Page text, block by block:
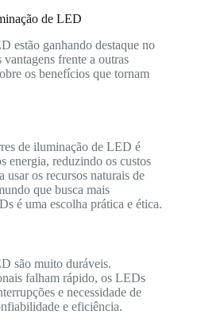
de LED
estão ganhando destaque no
frente a outras
os benefícios que tornam
de iluminação de LED é
energia, reduzindo os custos
usar os recursos naturais de
que busca mais
é uma escolha prática e ética.
são muito duráveis.
falham rápido, os LEDs
e necessidade de
e eficiência.